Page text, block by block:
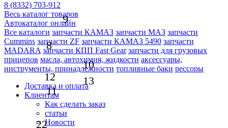
8 (8332) 703-912
Весь каталог товаров
Автокаталог онлайн
Все каталоги запчасти КАМАЗ запчасти МАЗ запчасти
Cummins запчасти ZF запчасти КАМАЗ 5490 запчасти
MADARA запчасти КПП Fast Gear запчасти для грузовых
прицепов масла, автохимия, жидкости аксессуары,
инструменты, принадлежности топливные баки рессоры
Доставка и оплата
Клиентам
Как сделать заказ
статьи
Новости
13
22
12
11
10
9
8